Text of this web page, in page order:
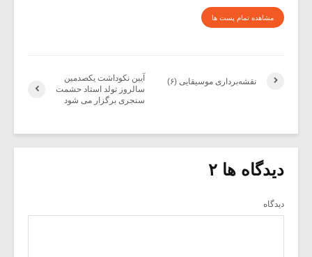
مشاهده تمام پست ها
آیین نکوداشت یکصدمین
سالروز تولد استاد حشمت
سنجری برگزار می شود
نقشه‌برداری موسیقایی (۶)
دیدگاه ها ۲
دیدگاه